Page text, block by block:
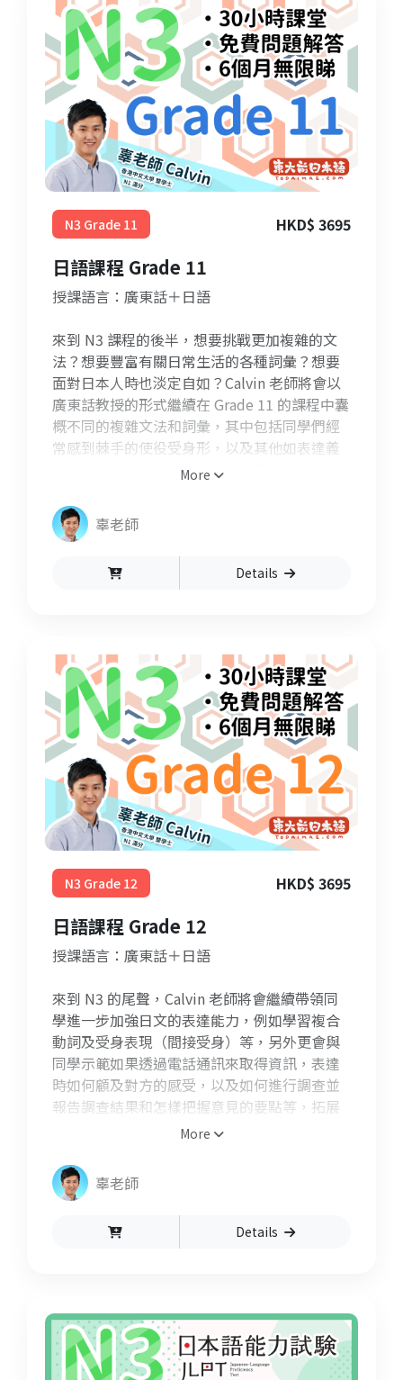
N3 Grade 11 HKD$ 3695
日語課程 Grade 11
授課語言：廣東話＋日語
來到 N3 課程的後半，想要挑戰更加複雜的文
法？想要豐富有關日常生活的各種詞彙？想要
面對日本人時也淡定自如？Calvin 老師將會以
廣東話教授的形式繼續在 Grade 11 的課程中囊
概不同的複雜文法和詞彙，其中包括同學們經
常感到棘手的使役受身形，以及其他如表達義
務、條件等的語句。Calvin 老師更會陪同大家
基礎。
More
辜老師
Details
N3 Grade 12 HKD$ 3695
日語課程 Grade 12
授課語言：廣東話＋日語
來到 N3 的尾聲，Calvin 老師將會繼續帶領同
學進一步加強日文的表達能力，例如學習複合
動詞及受身表現（間接受身）等，另外更會與
同學示範如果透過電話通訊來取得資訊，表達
時如何顧及對方的感受，以及如何進行調查並
報告調查結果和怎樣把握意見的要點等，拓展
同學們在不同範疇上的日語運用能力。
More
辜老師
Details